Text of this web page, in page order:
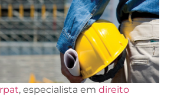
, especialista em direito